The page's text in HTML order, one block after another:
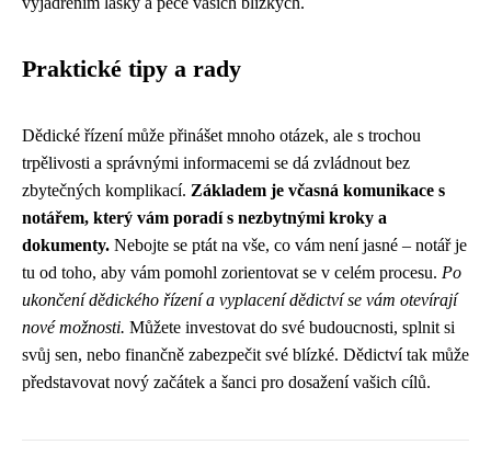
Praktické tipy a rady
Dědické řízení může přinášet mnoho otázek, ale s trochou
trpělivosti a správnými informacemi se dá zvládnout bez
zbytečných komplikací. Základem je včasná komunikace s
notářem, který vám poradí s nezbytnými kroky a
dokumenty. Nebojte se ptát na vše, co vám není jasné – notář je
tu od toho, aby vám pomohl zorientovat se v celém procesu. Po
ukončení dědického řízení a vyplacení dědictví se vám otevírají
nové možnosti. Můžete investovat do své budoucnosti, splnit si
svůj sen, nebo finančně zabezpečit své blízké. Dědictví tak může
představovat nový začátek a šanci pro dosažení vašich cílů.